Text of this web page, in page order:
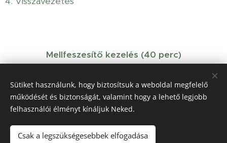
Mellfeszesítő kezelés (40 perc)
Időpontot foglalok
Sütiket használunk, hogy biztosítsuk a weboldal megfelelő
működését és biztonságát, valamint hogy a lehető legjobb
felhasználói élményt kínáljuk Neked.
Csak a legszükségesebbek elfogadása